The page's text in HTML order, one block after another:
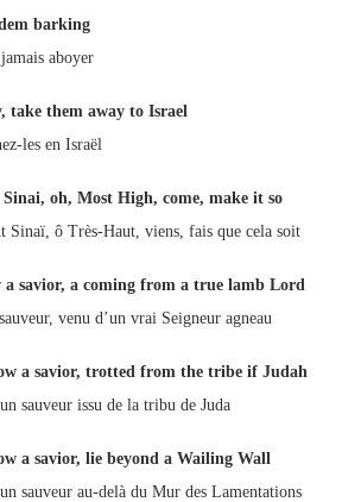
barking
aboyer
take them away to Israel
les en Israël
oh, Most High, come, make it so
Sinaï, ô Très-Haut, viens, fais que cela soit
a savior, a coming from a true lamb Lord
venu d’un vrai Seigneur agneau
a savior, trotted from the tribe if Judah
sauveur issu de la tribu de Juda
a savior, lie beyond a Wailing Wall
sauveur au-delà du Mur des Lamentations